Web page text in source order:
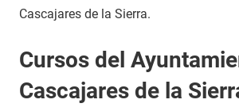
Cascajares de la Sierra.
Cursos del
Cascajares de la